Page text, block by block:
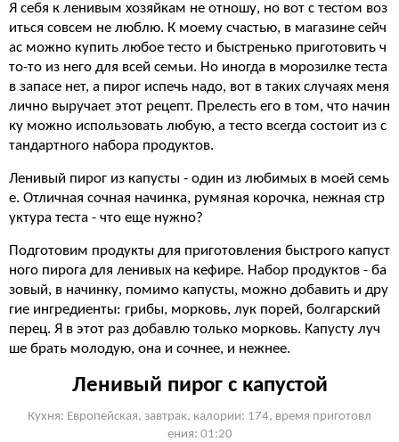
Я себя к ленивым хозяйкам не отношу, но вот с тестом воз
иться совсем не люблю. К моему счастью, в магазине сейч
ас можно купить любое тесто и быстренько приготовить ч
то-то из него для всей семьи. Но иногда в морозилке теста
в запасе нет, а пирог испечь надо, вот в таких случаях меня
лично выручает этот рецепт. Прелесть его в том, что начин
ку можно использовать любую, а тесто всегда состоит из с
тандартного набора продуктов.
Ленивый пирог из капусты - один из любимых в моей семь
е. Отличная сочная начинка, румяная корочка, нежная стр
уктура теста - что еще нужно?
Подготовим продукты для приготовления быстрого капуст
ного пирога для ленивых на кефире. Набор продуктов - ба
зовый, в начинку, помимо капусты, можно добавить и дру
гие ингредиенты: грибы, морковь, лук порей, болгарский
перец. Я в этот раз добавлю только морковь. Капусту луч
ше брать молодую, она и сочнее, и нежнее.
Ленивый пирог с капустой
Кухня: Европейская, завтрак, калории: 174, время приготовл
ения: 01:20